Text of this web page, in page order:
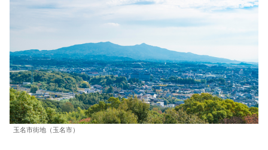
玉名市街地（玉名市）